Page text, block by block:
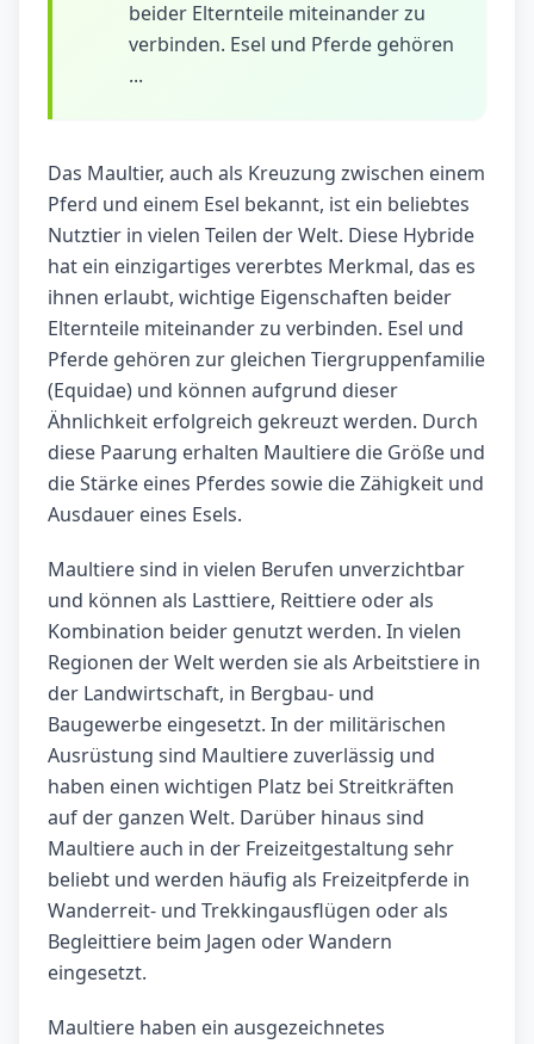
beider Elternteile miteinander zu
verbinden. Esel und Pferde gehören
...
Das Maultier, auch als Kreuzung zwischen einem
Pferd und einem Esel bekannt, ist ein beliebtes
Nutztier in vielen Teilen der Welt. Diese Hybride
hat ein einzigartiges vererbtes Merkmal, das es
ihnen erlaubt, wichtige Eigenschaften beider
Elternteile miteinander zu verbinden. Esel und
Pferde gehören zur gleichen Tiergruppenfamilie
(Equidae) und können aufgrund dieser
Ähnlichkeit erfolgreich gekreuzt werden. Durch
diese Paarung erhalten Maultiere die Größe und
die Stärke eines Pferdes sowie die Zähigkeit und
Ausdauer eines Esels.
Maultiere sind in vielen Berufen unverzichtbar
und können als Lasttiere, Reittiere oder als
Kombination beider genutzt werden. In vielen
Regionen der Welt werden sie als Arbeitstiere in
der Landwirtschaft, in Bergbau- und
Baugewerbe eingesetzt. In der militärischen
Ausrüstung sind Maultiere zuverlässig und
haben einen wichtigen Platz bei Streitkräften
auf der ganzen Welt. Darüber hinaus sind
Maultiere auch in der Freizeitgestaltung sehr
beliebt und werden häufig als Freizeitpferde in
Wanderreit- und Trekkingausflügen oder als
Begleittiere beim Jagen oder Wandern
eingesetzt.
Maultiere haben ein ausgezeichnetes